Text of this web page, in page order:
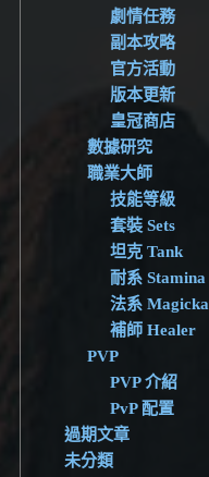
劇情任務
副本攻略
官方活動
版本更新
皇冠商店
數據研究
職業大師
技能等級
套裝 Sets
坦克 Tank
耐系 Stamina
法系 Magicka
補師 Healer
PVP
PVP 介紹
PvP 配置
過期文章
未分類